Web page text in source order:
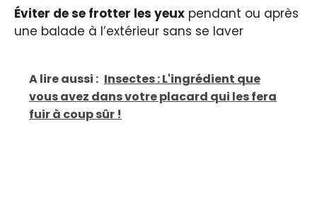
Éviter de se frotter les yeux pendant ou après
une balade à l’extérieur sans se laver
A lire aussi : Insectes : L'ingrédient que
vous avez dans votre placard qui les fera
fuir à coup sûr !